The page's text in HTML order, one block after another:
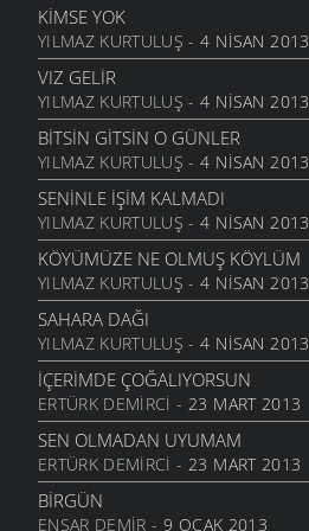
ÇEKMEK ZORUNDA MIYDIM ?
2 ŞUBAT 2010
UNUTULMUŞUM
25 OCAK 2010
KÜLLERIN SENIN
14 OCAK 2010
KELEPÇE VURMUŞLAR SULARIMIZA
7 OCAK 2010
BIR TOPRAĞIM
2 OCAK 2010
SONSUZ SEVGI
28 ARALIK 2009
YILLANIYORSUN
22 ARALIK 2009
KIM BILIR
10 ARALIK 2009
BANA YAZIK
10 ARALIK 2009
ÖYKÜLER- 6 EYLÜL 2006
AL ATEŞ
MANILER- 6 EYLÜL 2006
YARE DIŞ
MANILER- 6 EYLÜL 2006
BIR TÜRLÜ
MANILER - 6 EYLÜL 2006
BIR BEYAZ
MANILER- 6 EYLÜL 2006
ÜZÜMÜ
MANILER - 6 EYLÜL 2006
TOMBALAK KEDI
ÖYKÜLER- 19 TEMMUZ 2006
KAR YAĞAR SAÇAKLARA
MANILER- 2 HAZIRAN 2006
YOLLADIM YARI YOLA
MANILER
KIMSE YOK
YILMAZ KURTULUŞ - 4 NISAN 2013
VIZ GELIR
YILMAZ KURTULUŞ - 4 NISAN 2013
BITSIN GITSIN O GÜNLER
YILMAZ KURTULUŞ - 4 NISAN 2013
SENINLE İŞIM KALMADI
YILMAZ KURTULUŞ - 4 NISAN 2013
KÖYÜMÜZE NE OLMUŞ KÖYLÜM
YILMAZ KURTULUŞ - 4 NISAN 2013
SAHARA DAĞI
YILMAZ KURTULUŞ - 4 NISAN 2013
İÇERIMDE ÇOĞALIYORSUN
ERTÜRK DEMIRCI - 23 MART 2013
SEN OLMADAN UYUMAM
ERTÜRK DEMIRCI - 23 MART 2013
BIRGÜN
ENSAR DEMIR - 9 OCAK 2013